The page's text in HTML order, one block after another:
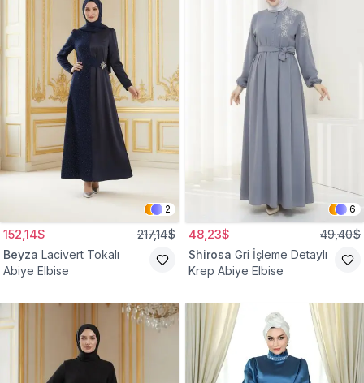
2
152,14$ 217,14$
Beyza Lacivert Tokalı
Abiye Elbise
6
48,23$ 49,40$
Shirosa Gri İşleme Detaylı
Krep Abiye Elbise